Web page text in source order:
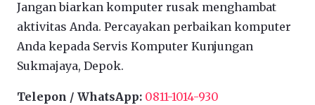
Jangan biarkan komputer rusak menghambat
aktivitas Anda. Percayakan perbaikan komputer
Anda kepada Servis Komputer Kunjungan
Sukmajaya, Depok.
Telepon / WhatsApp: 0811-1014-930